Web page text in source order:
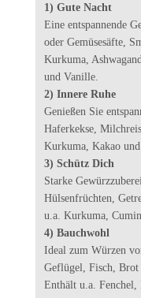
1) Gute Nacht
Eine entspannende
oder Gemüsesäfte,
Kurkuma,
und Vanille.
2) Innere Ruhe
Genießen Sie
Haferkekse,
Kurkuma, Kakao und
3) Schütz Dich
Starke
Hülsenfrüchten,
u.a. Kurkuma,
4) Bauchwohl
Ideal zum Würzen
Geflügel, Fisch, Brot
Enthält u.a.